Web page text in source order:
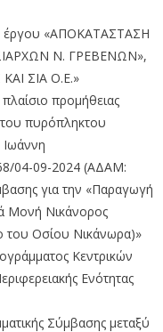
έργου «ΑΠΟΚΑΤΑΣΤΑΣΗ
Ν. ΓΡΕΒΕΝΩΝ»,
ΣΙΑ Ο.Ε.»
προμήθειας
του πυρόπληκτου
04-09-2024 (ΑΔΑΜ:
για την «Παραγωγή
Μονή Νικάνορος
του Οσίου Νικάνωρα)»
Κεντρικών
Ενότητας
Σύμβασης μεταξύ